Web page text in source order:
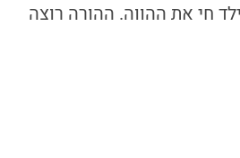
חי את ההווה. ההורה רוצה